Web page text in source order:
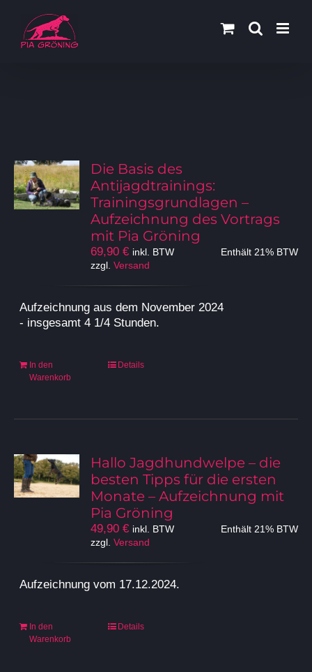
Inhalt
springen
Die Basis des
Antijagdtrainings:
Trainingsgrundlagen –
Aufzeichnung des Vortrags
mit Pia Gröning
69,90€ inkl. BTW
Enthält 21% BTW
zzgl.Versand
Aufzeichnung aus dem November 2024
- insgesamt 4 1/4 Stunden.
In den
Warenkorb
Details
Hallo Jagdhundwelpe – die
besten Tipps für die ersten
Monate – Aufzeichnung mit
Pia Gröning
49,90€ inkl. BTW
Enthält 21% BTW
zzgl.Versand
Aufzeichnung vom 17.12.2024.
In den
Warenkorb
Details